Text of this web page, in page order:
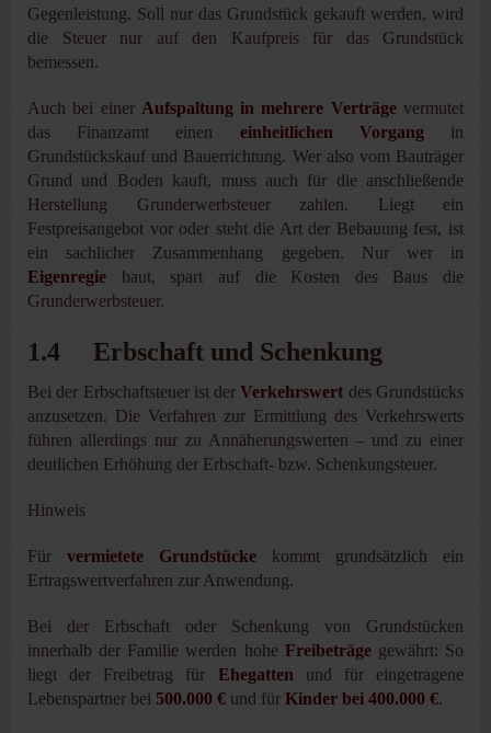
Gegenleistung. Soll nur das Grundstück gekauft werden, wird
die Steuer nur auf den Kaufpreis für das Grundstück
bemessen.
Auch bei einer Aufspaltung in mehrere Verträgevermutet
das Finanzamt einen einheitlichen Vorgang in
Grundstückskauf und Bauerrichtung. Wer also vom Bauträger
Grund und Boden kauft, muss auch für die anschließende
Herstellung Grunderwerbsteuer zahlen. Liegt ein
Festpreisangebot vor oder steht die Art der Bebauung fest, ist
ein sachlicher Zusammenhang gegeben. Nur wer in
Eigenregie baut, spart auf die Kosten des Baus die
Grunderwerbsteuer.
1.4 Erbschaft und Schenkung
Bei der Erbschaftsteuer ist derVerkehrswert des Grundstücks
anzusetzen. Die Verfahren zur Ermittlung des Verkehrswerts
führen allerdings nur zu Annäherungswerten – und zu einer
deutlichen Erhöhung der Erbschaft- bzw. Schenkungsteuer.
Hinweis
Für vermietete Grundstücke kommt grundsätzlich ein
Ertragswertverfahren zur Anwendung.
Bei der Erbschaft oder Schenkung von Grundstücken
innerhalb der Familie werden hohe Freibeträgegewährt: So
liegt der Freibetrag für Ehegatten und für eingetragene
Lebenspartner bei 500.000 € und für Kinder bei 400.000 €.